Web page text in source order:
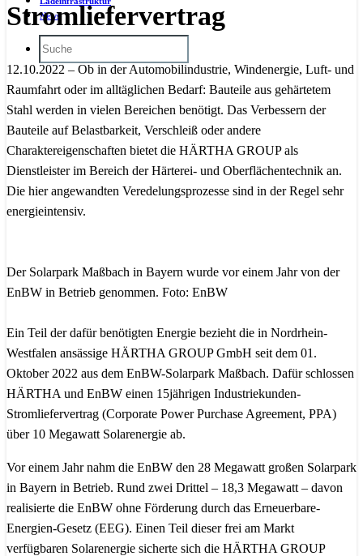
News
Stromliefervertrag
12.10.2022 – Ob in der Automobilindustrie, Windenergie, Luft- und
Raumfahrt oder im alltäglichen Bedarf: Bauteile aus gehärtetem
Stahl werden in vielen Bereichen benötigt. Das Verbessern der
Bauteile auf Belastbarkeit, Verschleiß oder andere
Charaktereigenschaften bietet die HÄRTHA GROUP als
Dienstleister im Bereich der Härterei- und Oberflächentechnik an.
Die hier angewandten Veredelungsprozesse sind in der Regel sehr
energieintensiv.
Der Solarpark Maßbach in Bayern wurde vor einem Jahr von der
EnBW in Betrieb genommen. Foto: EnBW
Ein Teil der dafür benötigten Energie bezieht die in Nordrhein-
Westfalen ansässige HÄRTHA GROUP GmbH seit dem 01.
Oktober 2022 aus dem EnBW-Solarpark Maßbach. Dafür schlossen
HÄRTHA und EnBW einen 15jährigen Industriekunden-
Stromliefervertrag (Corporate Power Purchase Agreement, PPA)
über 10 Megawatt Solarenergie ab.
Vor einem Jahr nahm die EnBW den 28 Megawatt großen Solarpark
in Bayern in Betrieb. Rund zwei Drittel – 18,3 Megawatt – davon
realisierte die EnBW ohne Förderung durch das Erneuerbare-
Energien-Gesetz (EEG). Einen Teil dieser frei am Markt
verfügbaren Solarenergie sicherte sich die HÄRTHA GROUP